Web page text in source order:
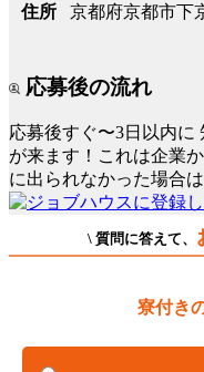
住所 京都府京都市下
応募後の流れ
応募後すぐ〜3日以内に
が来ます！これは企業
に出られなかった場合は
\ 質問に答えて、
寮付き